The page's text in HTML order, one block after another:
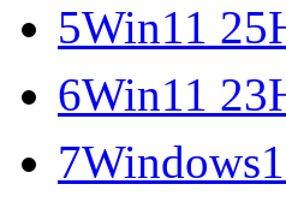
5Win11
6Win11
7